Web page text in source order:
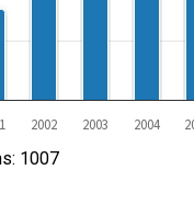
2002 2003 2004
1007